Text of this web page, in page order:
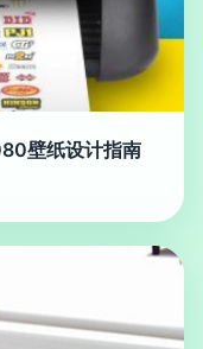
壁纸设计指南